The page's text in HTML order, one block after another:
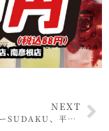
NEXT
江牛バーガーSUDAKU、平日限定キャンペーンを開始。朝はドリンク100円、夜はパティ増量で近江牛バーガーをもっと楽しめる新施策を実施